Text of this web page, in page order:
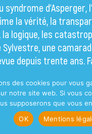
d’Asperger,
la vérité, la
la logique, les
Sylvestre, une
depuis trente ans.
il souffre,
d’entendre
de la défunte.
Sophie Sylvestre un
des cookies pour vous
notre site web. Si vous
supposerons que vous
OK
Mentions